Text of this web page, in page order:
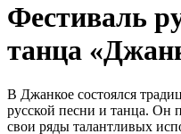
Фестиваль
танца
В Джанкое состоялся
русской песни и танца. Он
свои ряды талантливых